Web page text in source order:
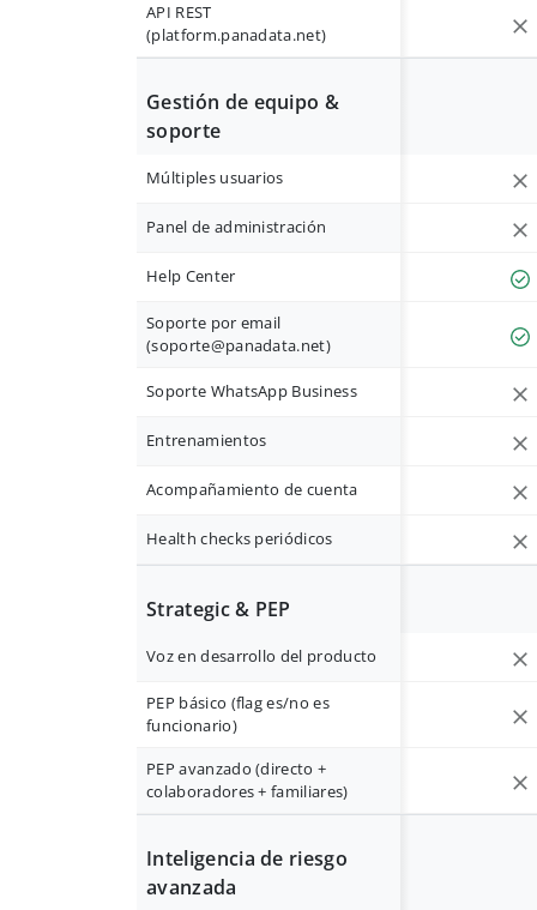
API REST
(platform.panadata.net)
Gestión de equipo &
soporte
Múltiples usuarios
Panel de administración
Help Center
Soporte por email
(soporte@panadata.net)
Soporte WhatsApp Business
Entrenamientos
Acompañamiento de cuenta
Health checks periódicos
Strategic & PEP
Voz en desarrollo del producto
PEP básico (flag es/no es
funcionario)
PEP avanzado (directo +
colaboradores + familiares)
Inteligencia de riesgo
avanzada